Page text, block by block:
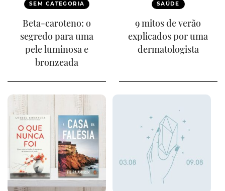
SEM CATEGORIA
Beta-caroteno: o
segredo para uma
pele luminosa e
bronzeada
SAÚDE
9 mitos de verão
explicados por uma
dermatologista